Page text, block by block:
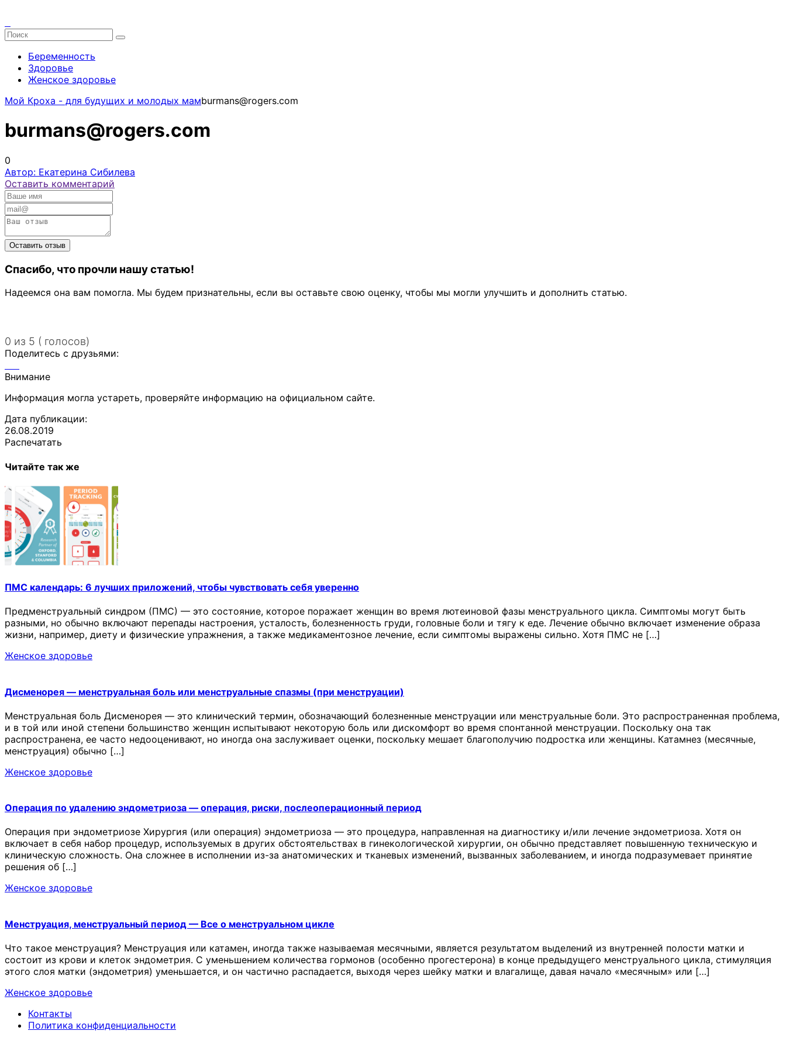
Беременность
Здоровье
Женское здоровье
Мой Кроха - для будущих и молодых мамburmans@rogers.com
burmans@rogers.com
0
Автор: Екатерина Сибилева
Оставить комментарий
Спасибо, что прочли нашу статью!
Надеемся она вам помогла. Мы будем признательны, если вы оставьте свою оценку, чтобы мы могли улучшить и дополнить статью.
0 из 5 ( голосов)
Поделитесь с друзьями:
Внимание
Информация могла устареть, проверяйте информацию на официальном сайте.
Дата публикации:
26.08.2019
Распечатать
Читайте так же
ПМС календарь: 6 лучших приложений, чтобы чувствовать себя уверенно
Предменструальный синдром (ПМС) — это состояние, которое поражает женщин во время лютеиновой фазы менструального цикла. Симптомы могут быть
разными, но обычно включают перепады настроения, усталость, болезненность груди, головные боли и тягу к еде. Лечение обычно включает изменение образа
жизни, например, диету и физические упражнения, а также медикаментозное лечение, если симптомы выражены сильно. Хотя ПМС не […]
Женское здоровье
Дисменорея — менструальная боль или менструальные спазмы (при менструации)
Менструальная боль Дисменорея — это клинический термин, обозначающий болезненные менструации или менструальные боли. Это распространенная проблема,
и в той или иной степени большинство женщин испытывают некоторую боль или дискомфорт во время спонтанной менструации. Поскольку она так
распространена, ее часто недооценивают, но иногда она заслуживает оценки, поскольку мешает благополучию подростка или женщины. Катамнез (месячные,
менструация) обычно […]
Женское здоровье
Операция по удалению эндометриоза — операция, риски, послеоперационный период
Операция при эндометриозе Хирургия (или операция) эндометриоза — это процедура, направленная на диагностику и/или лечение эндометриоза. Хотя он
включает в себя набор процедур, используемых в других обстоятельствах в гинекологической хирургии, он обычно представляет повышенную техническую и
клиническую сложность. Она сложнее в исполнении из-за анатомических и тканевых изменений, вызванных заболеванием, и иногда подразумевает принятие
решения об […]
Женское здоровье
Менструация, менструальный период — Все о менструальном цикле
Что такое менструация? Менструация или катамен, иногда также называемая месячными, является результатом выделений из внутренней полости матки и
состоит из крови и клеток эндометрия. С уменьшением количества гормонов (особенно прогестерона) в конце предыдущего менструального цикла, стимуляция
этого слоя матки (эндометрия) уменьшается, и он частично распадается, выходя через шейку матки и влагалище, давая начало «месячным» или […]
Женское здоровье
Контакты
Политика конфиденциальности